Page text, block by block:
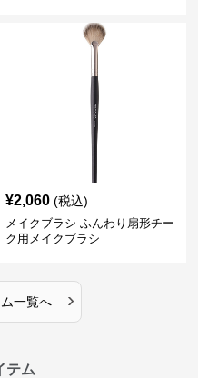
¥2,060 (税込)
メイクブラシ ふんわり扇形チー
ク用メイクブラシ
一覧へ ›
テム